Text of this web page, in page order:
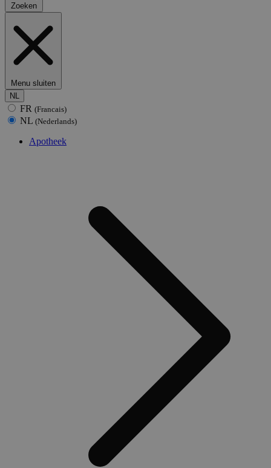
Zoeken
Menu sluiten
NL
FR (Francais)
NL (Nederlands)
Apotheek